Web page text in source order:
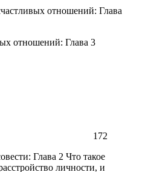
отношений: Глава 3
172